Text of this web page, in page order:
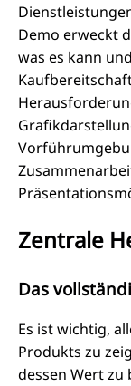
Demo erweckt
was es kann
Zentrale
Das
Es ist wichtig,
Produkts zu
dessen Wert zu